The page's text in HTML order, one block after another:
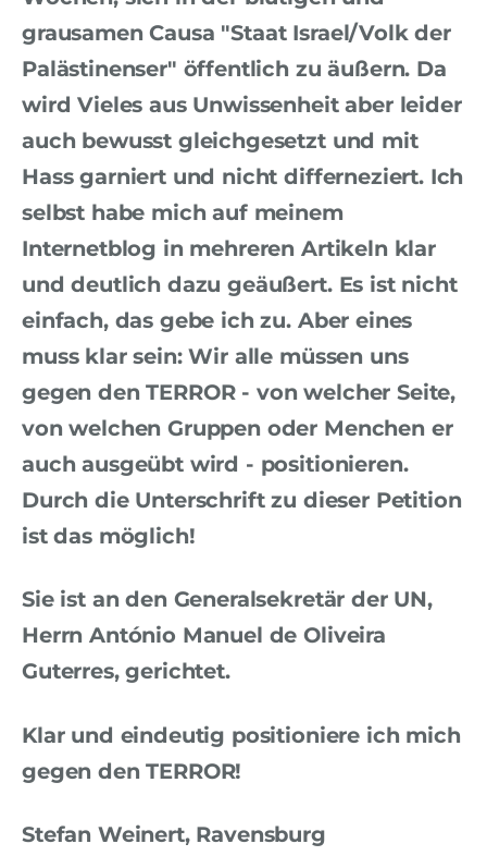
grausamen Causa "Staat Israel/Volk der
Palästinenser" öffentlich zu äußern. Da
wird Vieles aus Unwissenheit aber leider
auch bewusst gleichgesetzt und mit
Hass garniert und nicht differneziert. Ich
selbst habe mich auf meinem
Internetblog in mehreren Artikeln klar
und deutlich dazu geäußert. Es ist nicht
einfach, das gebe ich zu. Aber eines
muss klar sein: Wir alle müssen uns
gegen den TERROR - von welcher Seite,
von welchen Gruppen oder Menchen er
auch ausgeübt wird - positionieren.
Durch die Unterschrift zu dieser Petition
ist das möglich!
Sie ist an den Generalsekretär der UN,
Herrn António Manuel de Oliveira
Guterres, gerichtet.
Klar und eindeutig positioniere ich mich
gegen den TERROR!
Stefan Weinert, Ravensburg